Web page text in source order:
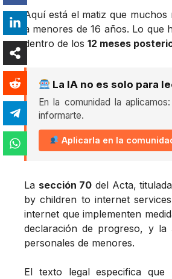
Aquí está el matiz que
a menores de 16 años. Lo
dentro de los 12 meses
La IA no es solo para
En la comunidad la
informarte.
Aplicarla en la
La sección 70 del Acta,
by children to internet
internet que implementen
declaración de progreso, y la
personales de menores.
El texto legal especifica que